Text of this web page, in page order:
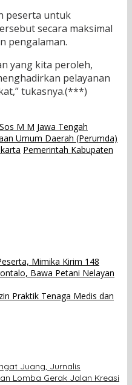
peserta untuk
secara maksimal
pengalaman.
yang kita peroleh,
pelayanan
tukasnya.(***)
M M Jawa Tengah
Umum Daerah (Perumda)
Pemerintah Kabupaten
Mimika Kirim 148
Bawa Petani Nelayan
Praktik Tenaga Medis dan
Juang, Jurnalis
Lomba Gerak Jalan Kreasi